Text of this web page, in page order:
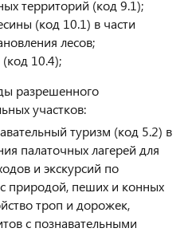
территорий (код 9.1);
(код 10.1) в части
лесов;
10.4);
разрешенного
участков:
туризм (код 5.2) в
палаточных лагерей для
и экскурсий по
природой, пеших и конных
троп и дорожек,
с познавательными